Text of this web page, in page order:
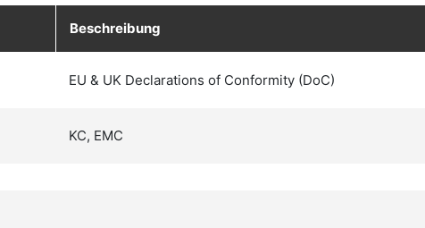
Beschreibung
EU & UK Declarations of Conformity (DoC)
KC, EMC